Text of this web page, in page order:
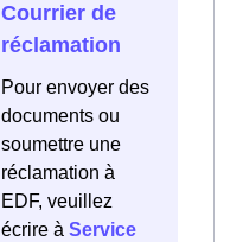
Courrier de
réclamation
Pour envoyer des
documents ou
soumettre une
réclamation à
EDF, veuillez
écrire à Service